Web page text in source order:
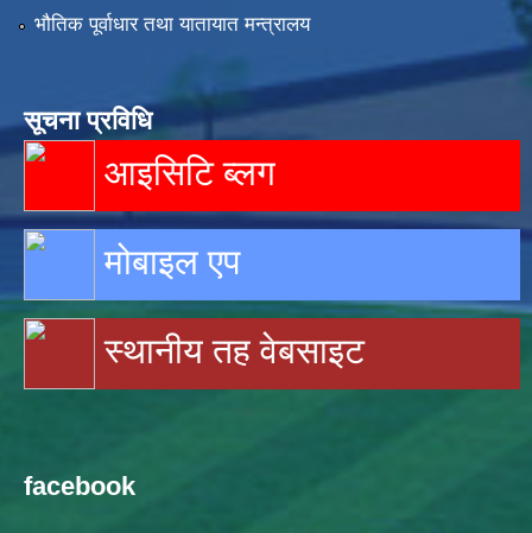
भौतिक पूर्वाधार तथा यातायात मन्त्रालय
सूचना प्रविधि
आइसिटि ब्लग
मोबाइल एप
स्थानीय तह वेबसाइट
facebook